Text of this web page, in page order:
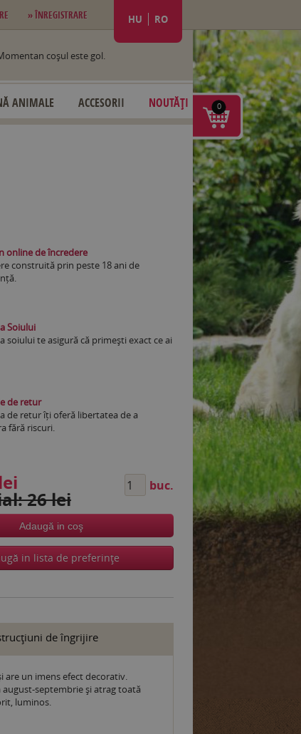
» ÎNREGISTRARE HU RO
coşul este gol.
ANIMALE ACCESORII NOUTĂȚI
online de încredere
construită prin peste 18 ani de
Soiului
soiului te asigură că primești exact ce ai
de retur
de retur îți oferă libertatea de a
fără riscuri.
26 lei
buc.
Adaugă in coş
in lista de preferinţe
de îngrijire
are un imens efect decorativ.
septembrie și atrag toată
luminos.
0